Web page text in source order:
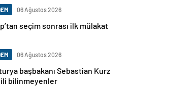
06 Ağustos 2026
seçim sonrası ilk mülakat
06 Ağustos 2026
başbakanı Sebastian Kurz
bilinmeyenler